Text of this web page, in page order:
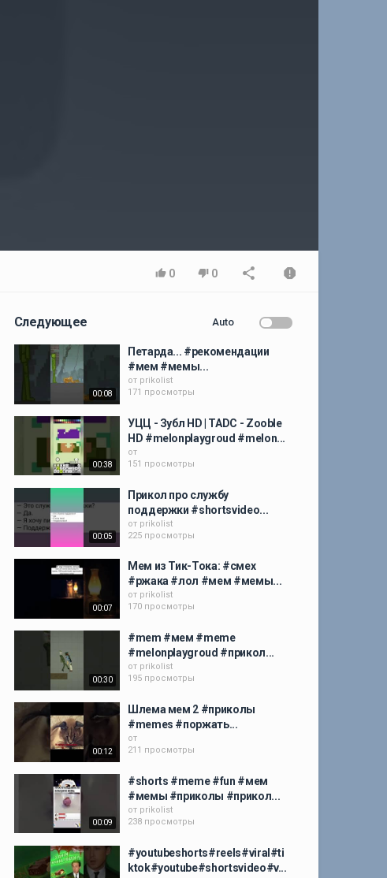
0 0
Следующее Auto
00:08
Петарда... #рекомендации
#мем #мемы...
от prikolist
171 просмотры
00:38
УЦЦ - Зубл HD | TADC - Zooble
HD #melonplaygroud #melon...
от
151 просмотры
00:05
Прикол про службу
поддержки #shortsvideo...
от prikolist
225 просмотры
00:07
Мем из Тик-Тока: #смех
#ржака #лол #мем #мемы...
от prikolist
170 просмотры
00:30
#mem #мем #meme
#melonplaygroud #прикол...
от prikolist
195 просмотры
00:12
Шлема мем 2 #приколы
#memes #поржать...
от
211 просмотры
00:09
#shorts #meme #fun #мем
#мемы #приколы #прикол...
от prikolist
238 просмотры
#youtubeshorts#reels#viral#ti
ktok#youtube#shortsvideo#v...